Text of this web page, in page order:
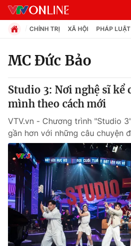
Chuyên mục
Chính trị
Xã hội
Pháp luật
Y tế
Thế giới
Tin tức
CHÍNH TRỊ XÃ HỘI PHÁP LUẬT
MC Đức Bảo
Studio 3: Nơi nghệ sĩ kể
mình theo cách mới
VTV.vn - Chương trình "Studio
gần hơn với những câu chuyện